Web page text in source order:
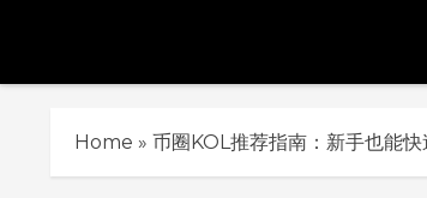
content
Home » 币圈KOL推荐指南：新手也能